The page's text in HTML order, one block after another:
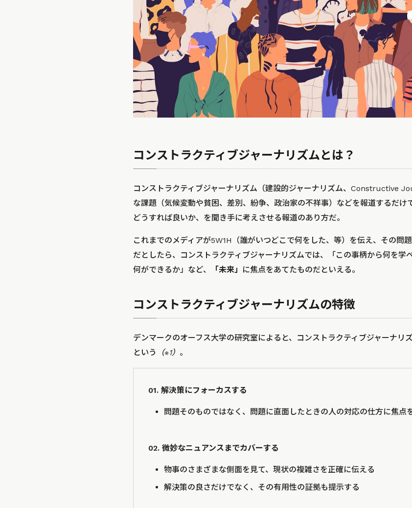
コンストラクティブジャーナリズムとは？
コンストラクティブジャーナリズム（建設的ジャーナリズム、Constructive
な課題（気候変動や貧困、差別、紛争、政治家の不祥事）などを報道するだけ
どうすれば良いか、を聞き手に考えさせる報道のあり方だ。
これまでのメディアが5W1H（誰がいつどこで何をした、等）を伝え、その問
だとしたら、コンストラクティブジャーナリズムでは、「この事柄から何を学
何ができるか」など、
「未来」 に焦点をあてたものだといえる。
コンストラクティブジャーナリズムの特徴
デンマークのオーフス大学の研究室によると、コンストラクティブジャーナリ
という
（※1） 。
01. 解決策にフォーカスする
問題そのものではなく、問題に直面したときの人の対応の仕方に焦点
02. 微妙なニュアンスまでカバーする
物事のさまざまな側面を見て、現状の複雑さを正確に伝える
解決策の良さだけでなく、その有用性の証拠も提示する